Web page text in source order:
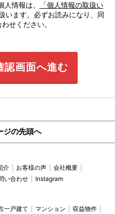
情報は、
「個人情報の取扱い
います。必ずお読みになり、同
せください。
認画面へ進む
ジの先頭へ
介 お客様の声
会社概要
い合わせ Instagram
一戸建て マンション
収益物件